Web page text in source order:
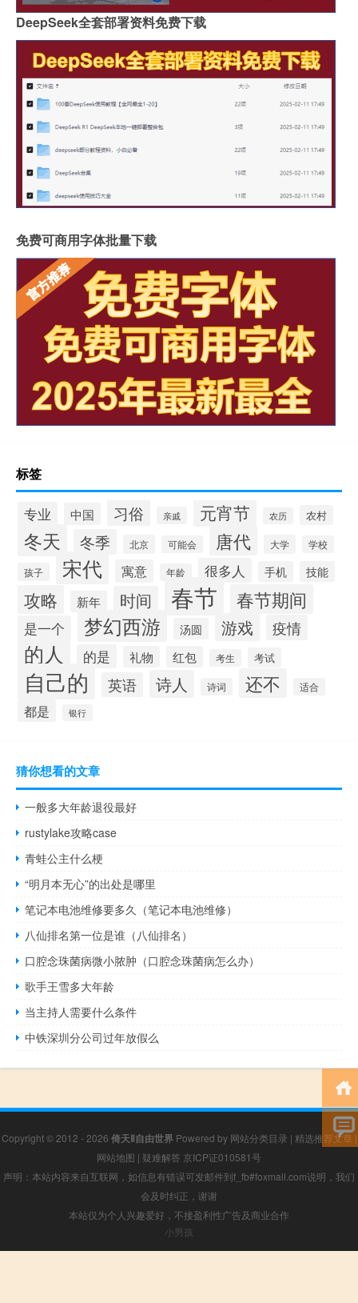
DeepSeek全套部署资料免费下载
免费可商用字体批量下载
标签
专业 中国 习俗 亲戚 元宵节 农历 农村
冬天 冬季 北京 可能会 唐代 大学 学校
孩子 宋代 寓意 年龄 很多人 手机 技能
攻略 新年 时间 春节 春节期间
是一个 梦幻西游 汤圆 游戏 疫情
的人 的是 礼物 红包 考生 考试
自己的 英语 诗人 诗词 还不 适合
都是 银行
猜你想看的文章
一般多大年龄退役最好
rustylake攻略case
青蛙公主什么梗
“明月本无心”的出处是哪里
笔记本电池维修要多久（笔记本电池维修）
八仙排名第一位是谁（八仙排名）
口腔念珠菌病微小脓肿（口腔念珠菌病怎么办）
歌手王雪多大年龄
当主持人需要什么条件
中铁深圳分公司过年放假么
Copyright © 2012 - 2026 倚天Ⅱ自由世界Powered by 网站分类目录 | 精选推荐文章|
网站地图 | 疑难解答 京ICP证010581号
声明：本站内容来自互联网，如信息有错误可发邮件到f_fb#foxmail.com说明，我们
会及时纠正，谢谢
本站仅为个人兴趣爱好，不接盈利性广告及商业合作
小男孩